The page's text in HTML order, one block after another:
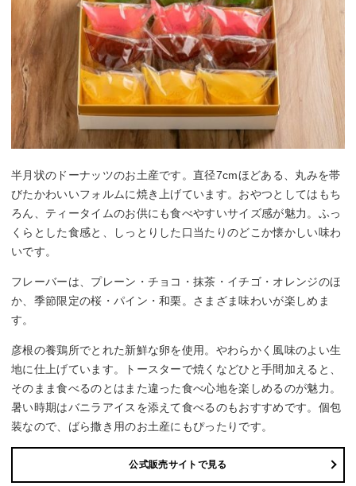
半月状のドーナッツのお土産です。直径7cmほどある、丸みを帯
びたかわいいフォルムに焼き上げています。おやつとしてはもち
ろん、ティータイムのお供にも食べやすいサイズ感が魅力。ふっ
くらとした食感と、しっとりした口当たりのどこか懐かしい味わ
いです。
フレーバーは、プレーン・チョコ・抹茶・イチゴ・オレンジのほ
か、季節限定の桜・パイン・和栗。さまざま味わいが楽しめま
す。
彦根の養鶏所でとれた新鮮な卵を使用。やわらかく風味のよい生
地に仕上げています。トースターで焼くなどひと手間加えると、
そのまま食べるのとはまた違った食べ心地を楽しめるのが魅力。
暑い時期はバニラアイスを添えて食べるのもおすすめです。個包
装なので、ばら撒き用のお土産にもぴったりです。
公式販売サイトで見る